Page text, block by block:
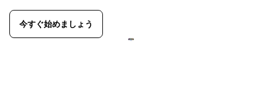
今すぐ始めましょう